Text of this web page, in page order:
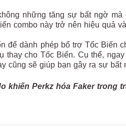
những tăng sự bất ngờ
combo này trở nên hiệu quả
để dành phép bổ trợ Tốc Biến
thay cho Tốc Biến. Cụ thể,
cũng sẽ giúp bạn gây ra sự
khiến Perkz hóa Faker trong